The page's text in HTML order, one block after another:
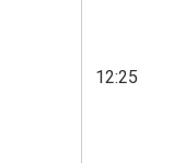
12:25